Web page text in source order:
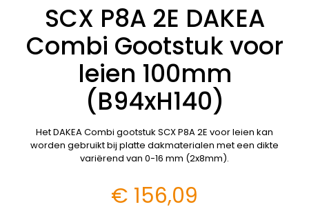
SCX P8A 2E DAKEA
Combi Gootstuk voor
leien 100mm
(B94xH140)
Het DAKEA Combi gootstuk SCX P8A 2E voor leien kan
worden gebruikt bij platte dakmaterialen met een dikte
variërend van 0-16 mm (2x8mm).
€ 156,09